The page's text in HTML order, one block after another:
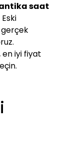
saat
en iyi fiyat